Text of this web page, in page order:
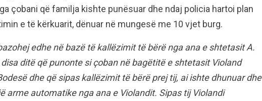
çobani që familja kishte punësuar dhe ndaj policia hartoi plan
e të kërkuarit, dënuar në mungesë me 10 vjet burg.
edhe në bazë të kallëzimit të bërë nga ana e shtetasit A.
ditë që punonte si çoban në bagëtitë e shtetasit Violand
dhe që sipas kallëzimit të bërë prej tij, ai ishte dhunuar dhe
arme automatike nga ana e Violandit. Sipas tij Violandi